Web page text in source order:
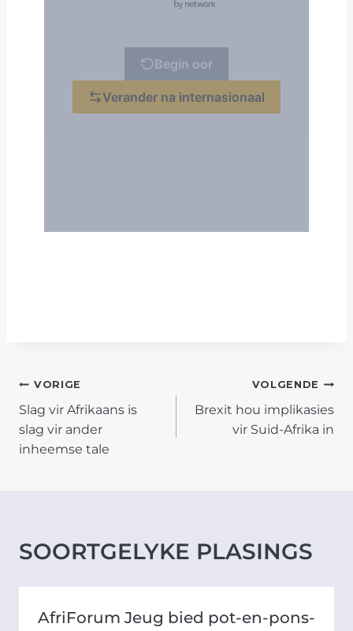
POST
NAVIGATION
VORIGE
Slag vir Afrikaans is
slag vir ander
inheemse tale
VOLGENDE
Brexit hou implikasies
vir Suid-Afrika in
SOORTGELYKE PLASINGS
AfriForum Jeug bied pot-en-pons-